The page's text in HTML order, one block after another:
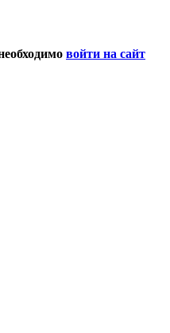
войти на сайт